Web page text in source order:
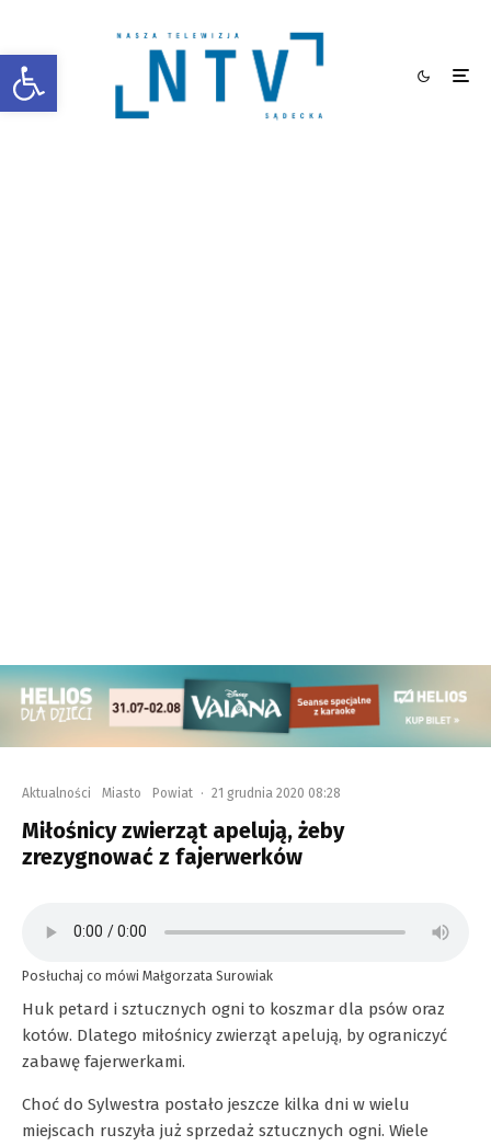
Otwórz pasek narzędzi
Aktualności Miasto Powiat · 21 grudnia 2020 08:28
Miłośnicy zwierząt apelują, żeby
zrezygnować z fajerwerków
Posłuchaj co mówi Małgorzata Surowiak
Huk petard i sztucznych ogni to koszmar dla psów oraz
kotów. Dlatego miłośnicy zwierząt apelują, by ograniczyć
zabawę fajerwerkami.
Choć do Sylwestra postało jeszcze kilka dni w wielu
miejscach ruszyła już sprzedaż sztucznych ogni. Wiele